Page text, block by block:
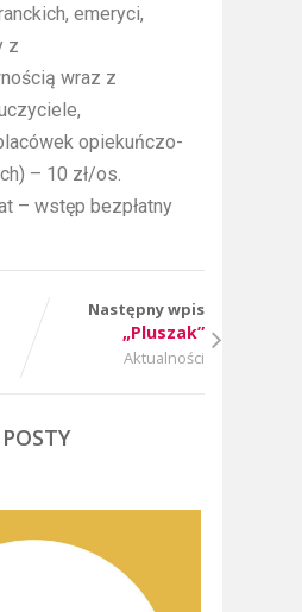
emeryci,
z
wraz z
opiekuńczo-
– 10 zł/os.
– wstęp bezpłatny
Następny wpis
„Pluszak”
Aktualności